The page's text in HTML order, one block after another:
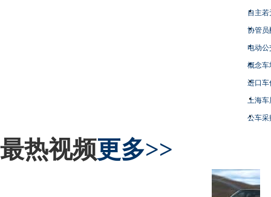
自主
协管员
电动
概念车
进口车
上海
公车采
最热视频更多>>